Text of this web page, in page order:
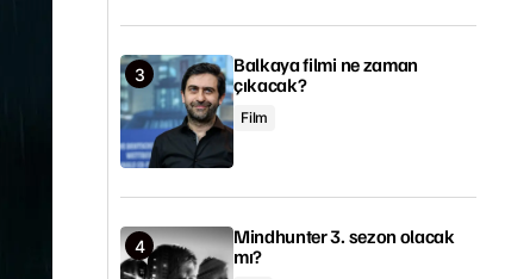
Balkaya filmi ne zaman
çıkacak?
Film
Mindhunter 3. sezon olacak
mı?